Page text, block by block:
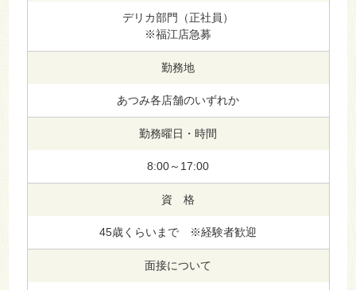
デリカ部門（正社員）
※福江店急募
勤務地
あつみ各店舗のいずれか
勤務曜日・時間
8:00～17:00
資 格
45歳くらいまで ※経験者歓迎
面接について